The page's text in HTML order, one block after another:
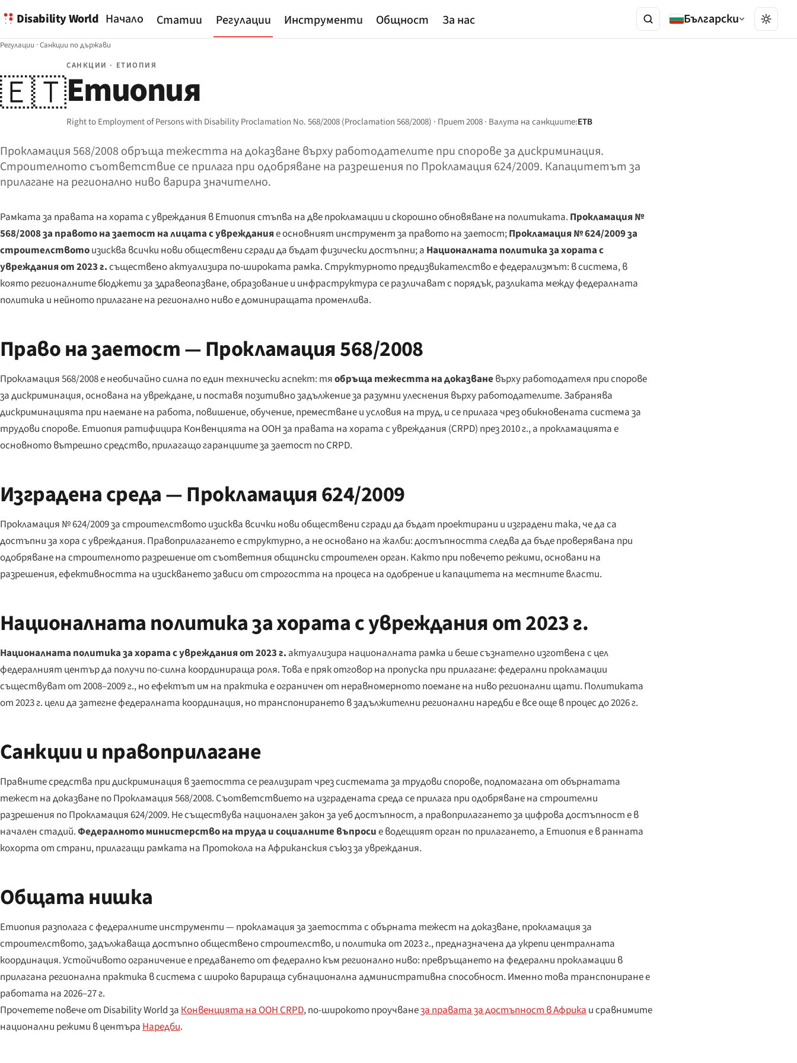
Disability World Начало Статии Регулации Инструменти Общност За нас Български
Регулации ·Санкции по държави
🇪🇹
САНКЦИИ · ЕТИОПИЯ
Етиопия
Right to Employment of Persons with Disability Proclamation No. 568/2008 (Proclamation 568/2008) · Приет 2008 · Валута на санкциите:ETB
Прокламация 568/2008 обръща тежестта на доказване върху работодателите при спорове за дискриминация.
Строителното съответствие се прилага при одобряване на разрешения по Прокламация 624/2009. Капацитетът за
прилагане на регионално ниво варира значително.
Рамката за правата на хората с увреждания в Етиопия стъпва на две прокламации и скорошно обновяване на политиката. Прокламация №
568/2008 за правото на заетост на лицата с уврежданияе основният инструмент за правото на заетост;Прокламация № 624/2009 за
строителствотоизисква всички нови обществени сгради да бъдат физически достъпни; а Националната политика за хората с
увреждания от 2023 г.съществено актуализира по-широката рамка. Структурното предизвикателство е федерализмът: в система, в
която регионалните бюджети за здравеопазване, образование и инфраструктура се различават с порядък, разликата между федералната
политика и нейното прилагане на регионално ниво е доминиращата променлива.
Право на заетост — Прокламация 568/2008
Прокламация 568/2008 е необичайно силна по един технически аспект: тяобръща тежестта на доказваневърху работодателя при спорове
за дискриминация, основана на увреждане, и поставя позитивно задължение за разумни улеснения върху работодателите. Забранява
дискриминацията при наемане на работа, повишение, обучение, преместване и условия на труд, и се прилага чрез обикновената система за
трудови спорове. Етиопия ратифицира Конвенцията на ООН за правата на хората с увреждания (CRPD) през 2010 г., а прокламацията е
основното вътрешно средство, прилагащо гаранциите за заетост по CRPD.
Изградена среда — Прокламация 624/2009
Прокламация № 624/2009 за строителството изисква всички нови обществени сгради да бъдат проектирани и изградени така, че да са
достъпни за хора с увреждания. Правоприлагането е структурно, а не основано на жалби: достъпността следва да бъде проверявана при
одобряване на строителното разрешение от съответния общински строителен орган. Както при повечето режими, основани на
разрешения, ефективността на изискването зависи от строгостта на процеса на одобрение и капацитета на местните власти.
Националната политика за хората с увреждания от 2023 г.
Националната политика за хората с увреждания от 2023 г. актуализира националната рамка и беше съзнателно изготвена с цел
федералният център да получи по-силна координираща роля. Това е пряк отговор на пропуска при прилагане: федерални прокламации
съществуват от 2008–2009 г., но ефектът им на практика е ограничен от неравномерното поемане на ниво регионални щати. Политиката
от 2023 г. цели да затегне федералната координация, но транспонирането в задължителни регионални наредби е все още в процес до 2026 г.
Санкции и правоприлагане
Правните средства при дискриминация в заетостта се реализират чрез системата за трудови спорове, подпомагана от обърнатата
тежест на доказване по Прокламация 568/2008. Съответствието на изградената среда се прилага при одобряване на строителни
разрешения по Прокламация 624/2009. Не съществува национален закон за уеб достъпност, а правоприлагането за цифрова достъпност е в
начален стадий.Федералното министерство на труда и социалните въпросие водещият орган по прилагането, а Етиопия е в ранната
кохорта от страни, прилагащи рамката на Протокола на Африканския съюз за увреждания.
Общата нишка
Етиопия разполага с федералните инструменти — прокламация за заетостта с обърната тежест на доказване, прокламация за
строителството, задължаваща достъпно обществено строителство, и политика от 2023 г., предназначена да укрепи централната
координация. Устойчивото ограничение е предаването от федерално към регионално ниво: превръщането на федерални прокламации в
прилагана регионална практика в система с широко варираща субнационална административна способност. Именно това транспониране е
работата на 2026–27 г.
Прочетете повече от Disability World заКонвенцията на ООН CRPD, по-широкото проучванеза правата за достъпност в Африкаи сравнимите
национални режими в центъраНаредби.